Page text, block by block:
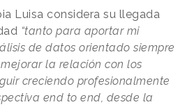
Luisa considera su llegada
“tanto para aportar mi
de datos orientado siempre
la relación con los
creciendo profesionalmente
end to end, desde la